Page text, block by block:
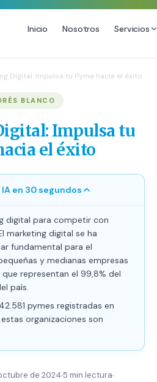
Inicio Nosotros Servicios
Diseño Gráfico Profesional
Digital: Impulsa tu Pyme hacia el éxito
BLANCO
Impulsa tu
el éxito
en 30 segundos
digital para competir con
marketing digital se ha
fundamental para el
y medianas empresas
representan el 99,8% del
país.
pymes registradas en
organizaciones son
de 2024 5 min lectura